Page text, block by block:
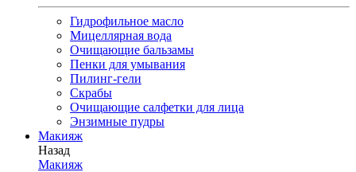
Гидрофильное масло
Мицеллярная вода
Очищающие бальзамы
Пенки для умывания
Пилинг-гели
Скрабы
Очищающие салфетки для лица
Энзимные пудры
Макияж
Назад
Макияж